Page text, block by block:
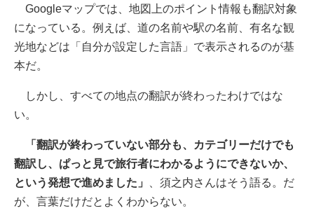
Googleマップでは、地図上のポイント情報も翻訳対象
になっている。例えば、道の名前や駅の名前、有名な観
光地などは「自分が設定した言語」で表示されるのが基
本だ。
しかし、すべての地点の翻訳が終わったわけではな
い。
「翻訳が終わっていない部分も、カテゴリーだけでも
翻訳し、ぱっと見で旅行者にわかるようにできないか、
という発想で進めました」
、須之内さんはそう語る。だ
が、言葉だけだとよくわからない。